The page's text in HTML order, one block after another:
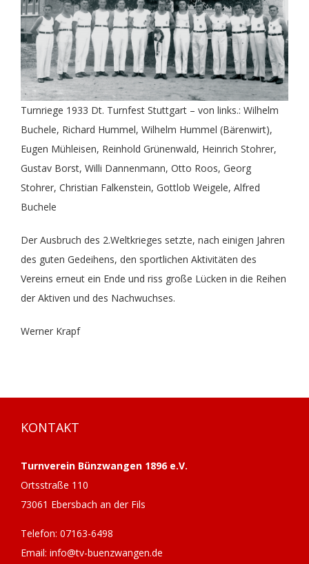
Turnriege 1933 Dt. Turnfest Stuttgart – von links.: Wilhelm
Buchele, Richard Hummel, Wilhelm Hummel (Bärenwirt),
Eugen Mühleisen, Reinhold Grünenwald, Heinrich Stohrer,
Gustav Borst, Willi Dannenmann, Otto Roos, Georg
Stohrer, Christian Falkenstein, Gottlob Weigele, Alfred
Buchele
Der Ausbruch des 2.Weltkrieges setzte, nach einigen Jahren
des guten Gedeihens, den sportlichen Aktivitäten des
Vereins erneut ein Ende und riss große Lücken in die Reihen
der Aktiven und des Nachwuchses.
Werner Krapf
KONTAKT
Turnverein Bünzwangen 1896 e.V.
Ortsstraße 110
73061 Ebersbach an der Fils
Telefon: 07163-6498
Email: info@tv-buenzwangen.de